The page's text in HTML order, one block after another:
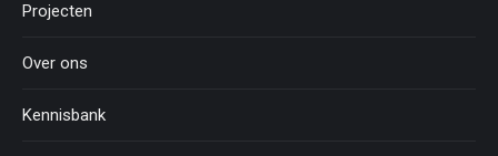
Projecten
Over ons
Kennisbank